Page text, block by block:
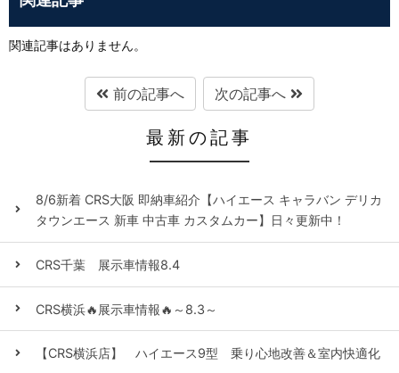
関連記事はありません。
前の記事へ 次の記事へ
最新の記事
8/6新着 CRS大阪 即納車紹介【ハイエース キャラバン デリカ
タウンエース 新車 中古車 カスタムカー】日々更新中！
CRS千葉 展示車情報8.4
CRS横浜🔥展示車情報🔥～8.3～
【CRS横浜店】 ハイエース9型 乗り心地改善＆室内快適化